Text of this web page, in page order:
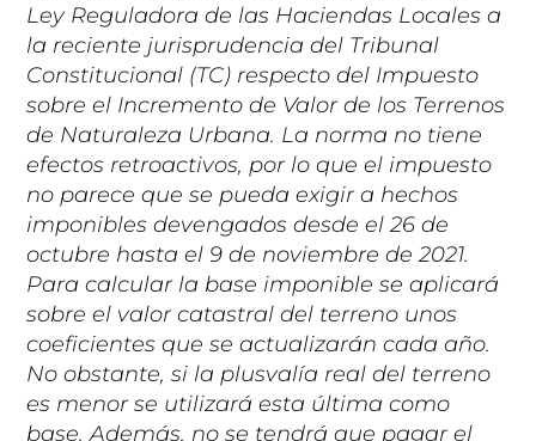
Ley Reguladora de las Haciendas Locales a
la reciente jurisprudencia del Tribunal
Constitucional (TC) respecto del Impuesto
sobre el Incremento de Valor de los Terrenos
de Naturaleza Urbana. La norma no tiene
efectos retroactivos, por lo que el impuesto
no parece que se pueda exigir a hechos
imponibles devengados desde el 26 de
octubre hasta el 9 de noviembre de 2021.
Para calcular la base imponible se aplicará
sobre el valor catastral del terreno unos
coeficientes que se actualizarán cada año.
No obstante, si la plusvalía real del terreno
es menor se utilizará esta última como
base. Además, no se tendrá que pagar el